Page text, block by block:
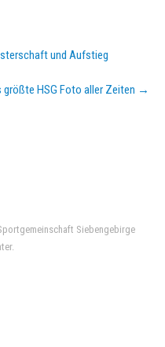
und Aufstieg
größte HSG Foto aller Zeiten →
Siebengebirge